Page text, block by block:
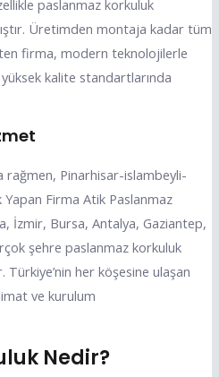
paslanmaz korkuluk
Üretimden montaja kadar tüm
firma, modern teknolojilerle
kalite standartlarında
rağmen, Pinarhisar-islambeyli-
Firma Atik Paslanmaz
İzmir, Bursa, Antalya, Gaziantep,
şehre paslanmaz korkuluk
her köşesine ulaşan
ve kurulum
Nedir?